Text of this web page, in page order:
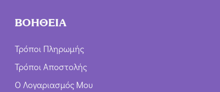
ΒΟΗΘΕΙΑ
Τρόποι Πληρωμής
Τρόποι Αποστολής
Ο Λογαριασμός Μου